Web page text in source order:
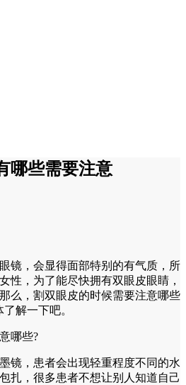
哪些需要注意
镜，会显得面部特别的有气质，所
性，为了能尽快拥有双眼皮眼睛，
么，割双眼皮的时候需要注意哪些
解一下吧。
哪些?
，患者会出现轻重程度不同的水
扎，很多患者不想让别人知道自己